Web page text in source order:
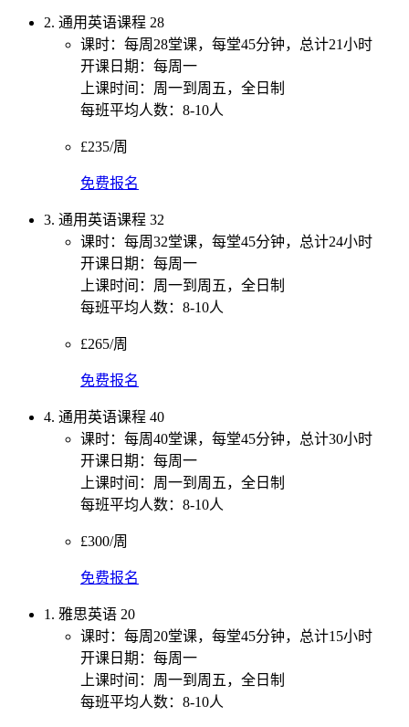
2. 通用英语课程 28
课时：每周28堂课，每堂45分钟，总计21小时
开课日期：每周一
上课时间：周一到周五，全日制
每班平均人数：8-10人
£235/周
免费报名
3. 通用英语课程 32
课时：每周32堂课，每堂45分钟，总计24小时
开课日期：每周一
上课时间：周一到周五，全日制
每班平均人数：8-10人
£265/周
免费报名
4. 通用英语课程 40
课时：每周40堂课，每堂45分钟，总计30小时
开课日期：每周一
上课时间：周一到周五，全日制
每班平均人数：8-10人
£300/周
免费报名
1. 雅思英语 20
课时：每周20堂课，每堂45分钟，总计15小时
开课日期：每周一
上课时间：周一到周五，全日制
每班平均人数：8-10人